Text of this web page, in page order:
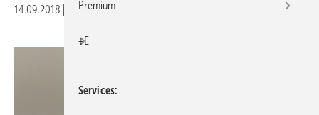
14.09.2018 Druckvorschau
Premium
+E
Services